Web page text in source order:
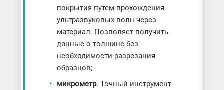
покрытия путем прохождения
ультразвуковых волн через
материал. Позволяет получить
данные о толщине без
необходимости разрезания
образцов;
микрометр. Точный инструмент